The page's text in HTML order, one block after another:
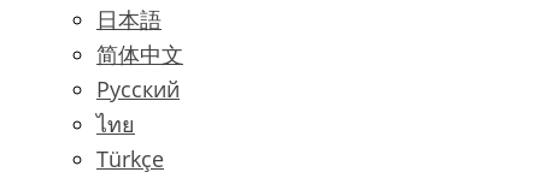
日本語
简体中文
Русский
ไทย
Türkçe